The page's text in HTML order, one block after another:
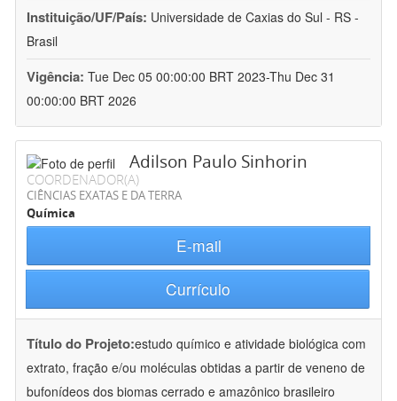
Instituição/UF/País: Universidade de Caxias do Sul - RS -
Brasil
Vigência: Tue Dec 05 00:00:00 BRT 2023-Thu Dec 31
00:00:00 BRT 2026
Adilson Paulo Sinhorin
COORDENADOR(A)
CIÊNCIAS EXATAS E DA TERRA
Química
E-mail
Currículo
Título do Projeto:estudo químico e atividade biológica com
extrato, fração e/ou moléculas obtidas a partir de veneno de
bufonídeos dos biomas cerrado e amazônico brasileiro